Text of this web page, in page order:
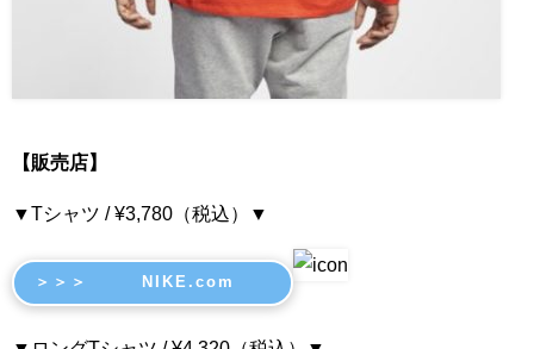
【販売店】
▼Tシャツ / ¥3,780（税込）▼
＞＞＞ NIKE.com